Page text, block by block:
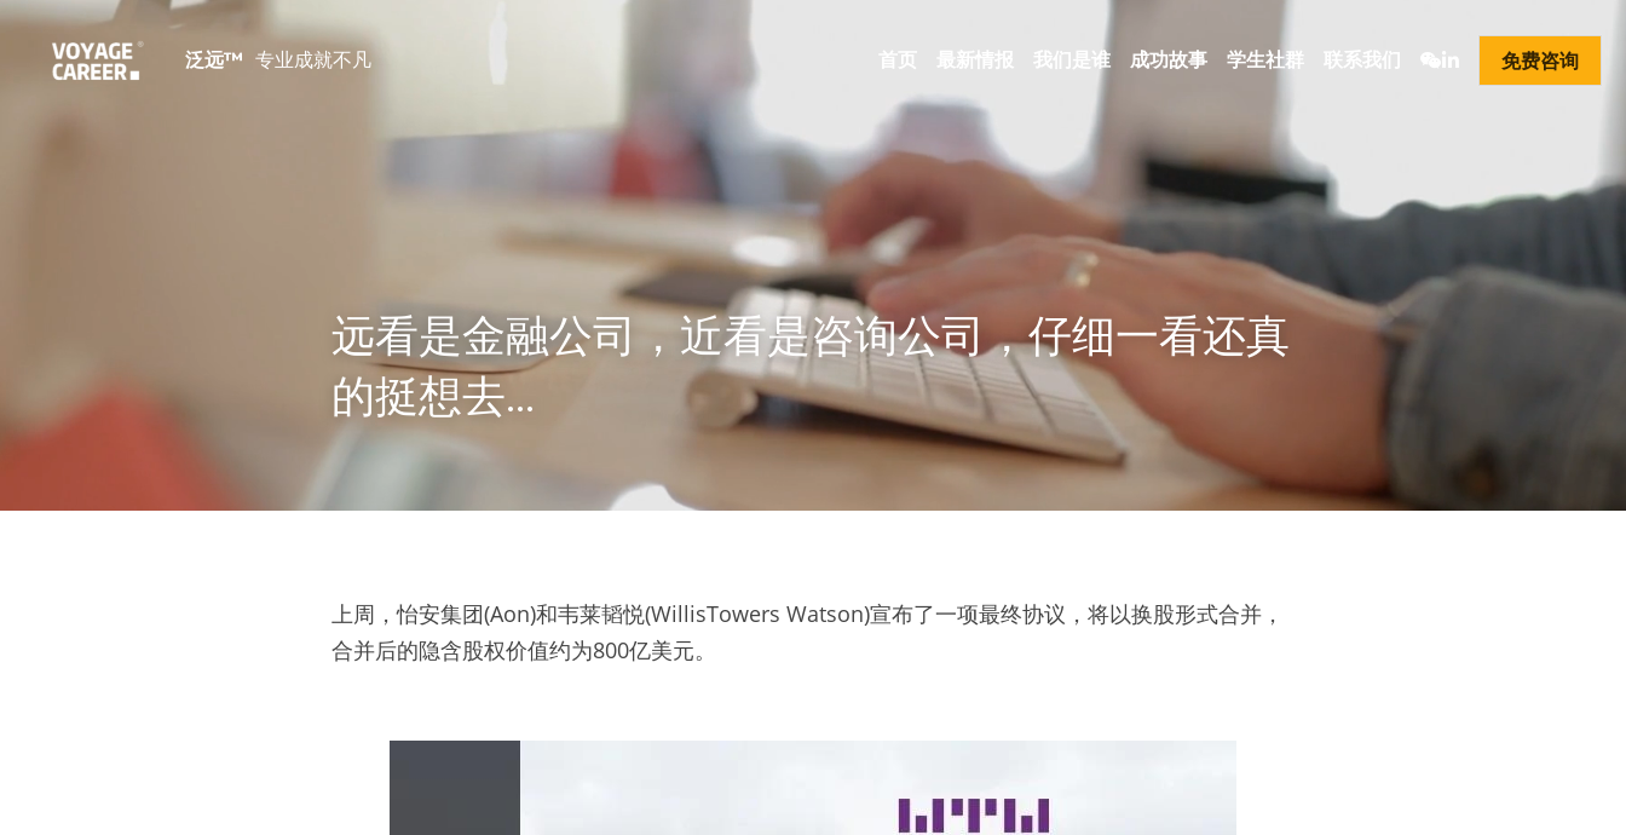
泛远™ 专业成就不凡 首页 最新情报 我们是谁 成功故事 学生社群 联系我们 免费咨询
远看是金融公司，近看是咨询公司，仔细一看还真
的挺想去...
上周，怡安集团(Aon)和韦莱韬悦(WillisTowers Watson)宣布了一项最终协议，将以换股形式合并，
合并后的隐含股权价值约为800亿美元。